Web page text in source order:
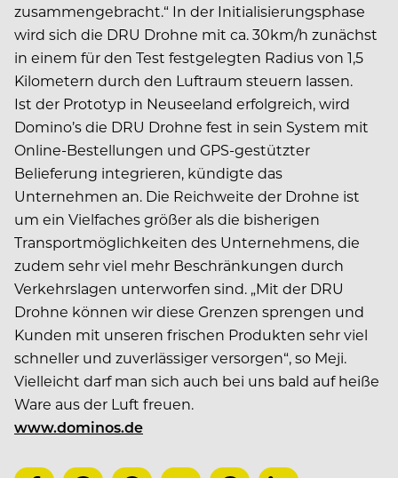
zusammengebracht.“ In der Initialisierungsphase
wird sich die DRU Drohne mit ca. 30km/h zunächst
in einem für den Test festgelegten Radius von 1,5
Kilometern durch den Luftraum steuern lassen.
Ist der Prototyp in Neuseeland erfolgreich, wird
Domino’s die DRU Drohne fest in sein System mit
Online-Bestellungen und GPS-gestützter
Belieferung integrieren, kündigte das
Unternehmen an. Die Reichweite der Drohne ist
um ein Vielfaches größer als die bisherigen
Transportmöglichkeiten des Unternehmens, die
zudem sehr viel mehr Beschränkungen durch
Verkehrslagen unterworfen sind. „Mit der DRU
Drohne können wir diese Grenzen sprengen und
Kunden mit unseren frischen Produkten sehr viel
schneller und zuverlässiger versorgen“, so Meji.
Vielleicht darf man sich auch bei uns bald auf heiße
Ware aus der Luft freuen.
www.dominos.de